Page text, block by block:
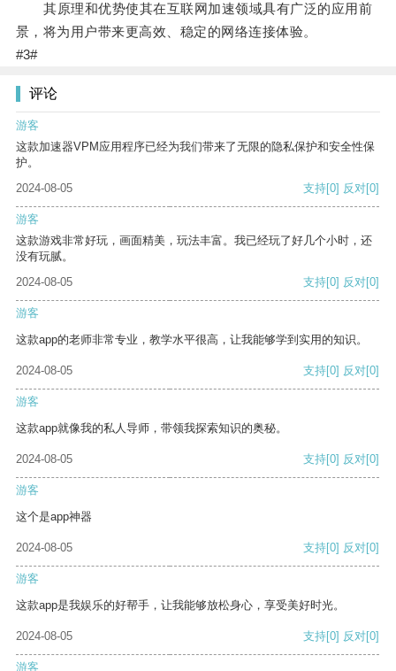
其原理和优势使其在互联网加速领域具有广泛的应用前
景，将为用户带来更高效、稳定的网络连接体验。
#3#
评论
游客
这款加速器VPM应用程序已经为我们带来了无限的隐私保护和安全性保
护。
2024-08-05
支持[0] 反对[0]
游客
这款游戏非常好玩，画面精美，玩法丰富。我已经玩了好几个小时，还
没有玩腻。
2024-08-05
支持[0] 反对[0]
游客
这款app的老师非常专业，教学水平很高，让我能够学到实用的知识。
2024-08-05 支持[0] 反对[0]
游客
这款app就像我的私人导师，带领我探索知识的奥秘。
2024-08-05 支持[0] 反对[0]
游客
这个是app神器
2024-08-05 支持[0] 反对[0]
游客
这款app是我娱乐的好帮手，让我能够放松身心，享受美好时光。
2024-08-05 支持[0] 反对[0]
游客